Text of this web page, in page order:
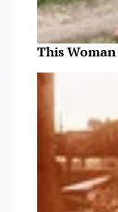
This Woman